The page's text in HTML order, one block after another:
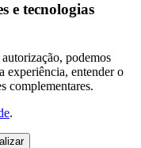
e tecnologias
podemos
experiência, entender o
complementares.
.